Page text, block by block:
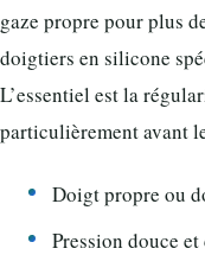
gaze propre pour plus
doigtiers en silicone
L’essentiel est la
particulièrement avant
Doigt propre ou
Pression douce